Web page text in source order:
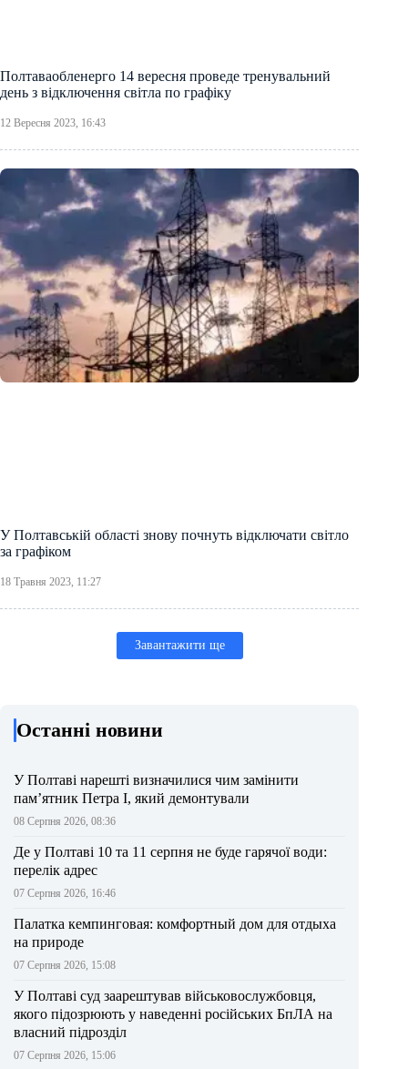
Полтаваобленерго 14 вересня проведе тренувальний
день з відключення світла по графіку
12 Вересня 2023, 16:43
У Полтавській області знову почнуть відключати світло
за графіком
18 Травня 2023, 11:27
Завантажити ще
Останні новини
У Полтаві нарешті визначилися чим замінити
пам’ятник Петра І, який демонтували
08 Серпня 2026, 08:36
Де у Полтаві 10 та 11 серпня не буде гарячої води:
перелік адрес
07 Серпня 2026, 16:46
Палатка кемпинговая: комфортный дом для отдыха
на природе
07 Серпня 2026, 15:08
У Полтаві суд заарештував військовослужбовця,
якого підозрюють у наведенні російських БпЛА на
власний підрозділ
07 Серпня 2026, 15:06